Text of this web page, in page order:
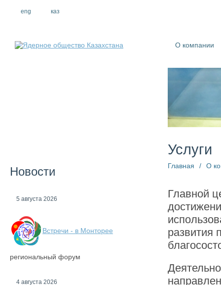
eng каз
Новости
5 августа 2026
Встречи - в Монторее
региональный форум
4 августа 2026
О компании
Услуги
Главная / О
Главной
развития